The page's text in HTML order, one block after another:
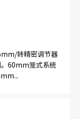
转精密调节器
60mm笼式系统